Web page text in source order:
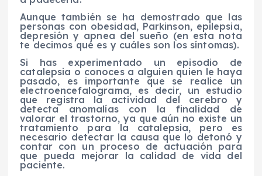
Aunque también se ha demostrado que las
personas con obesidad, Parkinson, epilepsia,
depresión y apnea del sueño (en esta nota
te decimos qué es y cuáles son los síntomas).
Si has experimentado un episodio de
catalepsia o conoces a alguien quien le haya
pasado, es importante que se realice un
electroencefalograma, es decir, un estudio
que registra la actividad del cerebro y
detecta anomalías con la finalidad de
valorar el trastorno, ya que aún no existe un
tratamiento para la catalepsia, pero es
necesario detectar la causa que lo detonó y
contar con un proceso de actuación para
que pueda mejorar la calidad de vida del
paciente.